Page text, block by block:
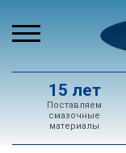
15 лет
Поставляем
смазочные
материалы